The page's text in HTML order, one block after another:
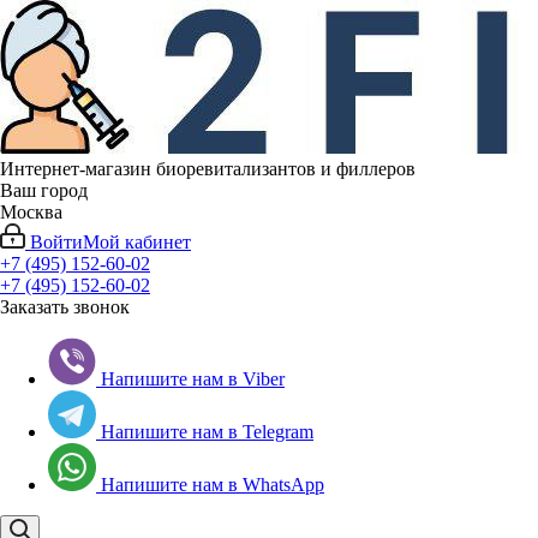
Интернет-магазин биоревитализантов и филлеров
Ваш город
Москва
ВойтиМой кабинет
+7 (495) 152-60-02
+7 (495) 152-60-02
Заказать звонок
Напишите нам в Viber
Напишите нам в Telegram
Напишите нам в WhatsApp